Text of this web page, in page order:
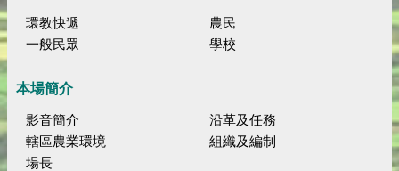
環教快遞
農民
一般民眾
學校
本場簡介
影音簡介
沿革及任務
轄區農業環境
組織及編制
場長